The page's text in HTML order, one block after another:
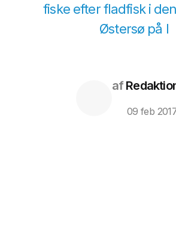
fiske efter fladfisk i
Østersø på l
af
09 feb